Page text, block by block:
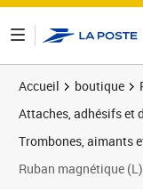
Accueil boutique
Attaches, adhésifs et
Trombones, aimants
Ruban magnétique